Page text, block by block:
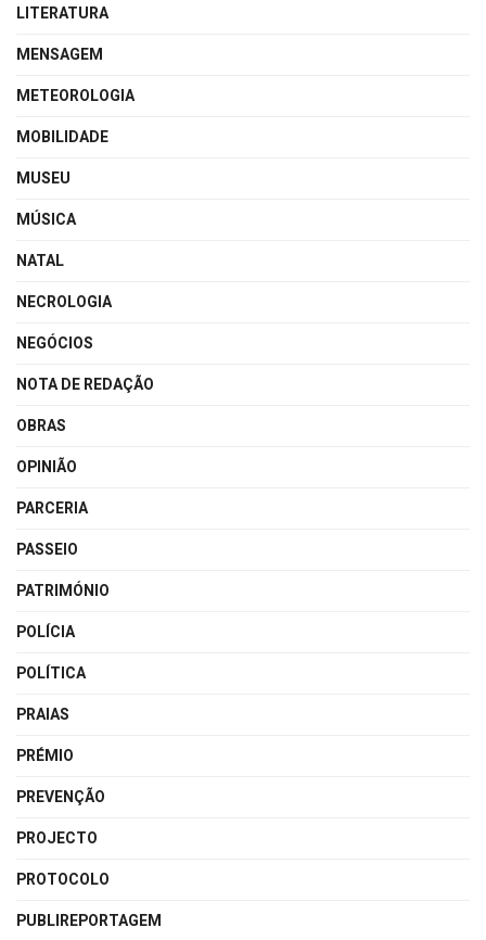
LITERATURA
MENSAGEM
METEOROLOGIA
MOBILIDADE
MUSEU
MÚSICA
NATAL
NECROLOGIA
NEGÓCIOS
NOTA DE REDAÇÃO
OBRAS
OPINIÃO
PARCERIA
PASSEIO
PATRIMÓNIO
POLÍCIA
POLÍTICA
PRAIAS
PRÉMIO
PREVENÇÃO
PROJECTO
PROTOCOLO
PUBLIREPORTAGEM